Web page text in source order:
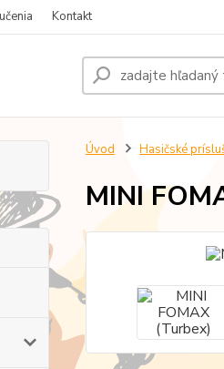
Kontakt
Úvod Hasičské
MINI